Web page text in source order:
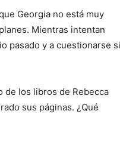
Georgia no está muy
Mientras intentan
pasado y a cuestionarse si
de los libros de Rebecca
sus páginas. ¿Qué